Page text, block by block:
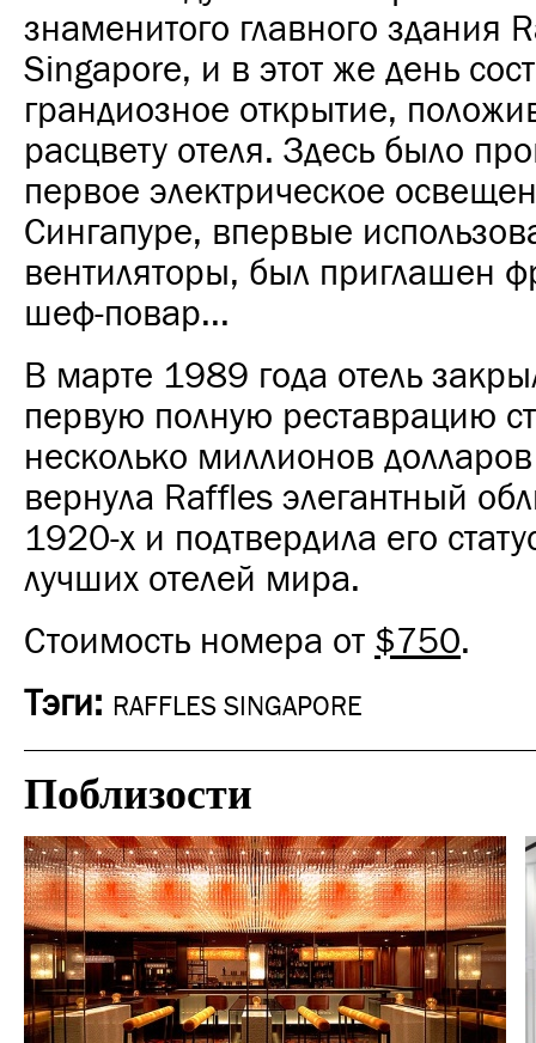
знаменитого главного здания
Singapore, и в этот же день
грандиозное открытие,
расцвету отеля. Здесь было
первое электрическое
Сингапуре, впервые
вентиляторы, был приглашен
шеф-повар...
В марте 1989 года отель
первую полную реставрацию
несколько миллионов
вернула Raffles элегантный
1920-х и подтвердила его
лучших отелей мира.
Стоимость номера от $750.
Тэги: RAFFLES SINGAPORE
Поблизости